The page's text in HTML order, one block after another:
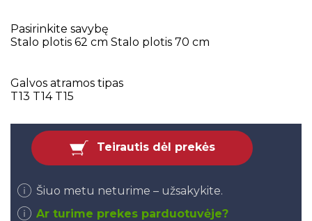
Pasirinkite savybę
Stalo plotis 62 cm Stalo plotis 70 cm
Galvos atramos tipas
T13 T14 T15
Teirautis dėl prekės
Šiuo metu neturime – užsakykite.
Ar turime prekes parduotuvėje?